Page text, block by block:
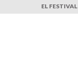
EL FESTIVAL